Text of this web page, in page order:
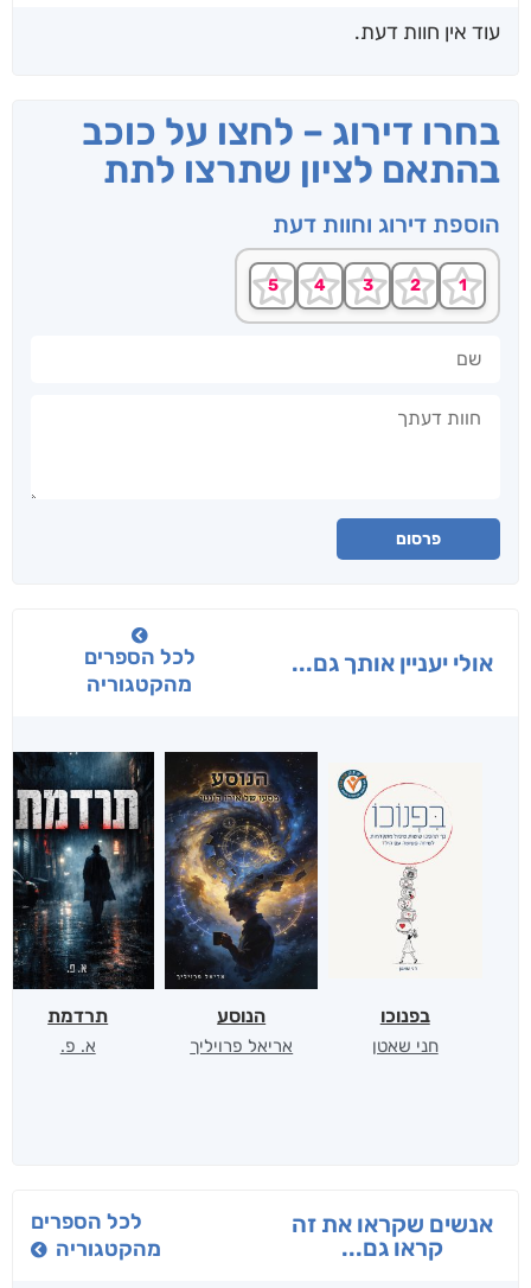
עוד אין חוות דעת.
בחרו דירוג – לחצו על כוכב
בהתאם לציון שתרצו לתת
הוספת דירוג וחוות דעת
פרסום
אולי יעניין אותך גם...
לכל הספרים
מהקטגוריה
בפנוכו
חני שאטן
הנוסע
אריאל פרויליך
תרדמת
א. פ.
אנשים שקראו את זה
קראו גם...
לכל הספרים
מהקטגוריה